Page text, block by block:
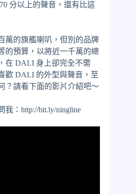
分以上的聲音，還有比這
萬的旗艦喇叭，但別的品牌
的預算，以將近一千萬的總
在 DALI 身上卻完全不需
歡 DALI 的外型與聲音，至
？請看下面的影片介紹吧～
我：http://bit.ly/ningline